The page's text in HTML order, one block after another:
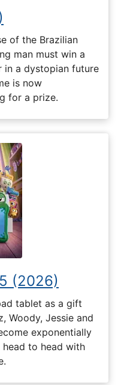
of the Brazilian
man must win a
in a dystopian future
is now
for a prize.
(2026)
tablet as a gift
Woody, Jessie and
exponentially
to head with